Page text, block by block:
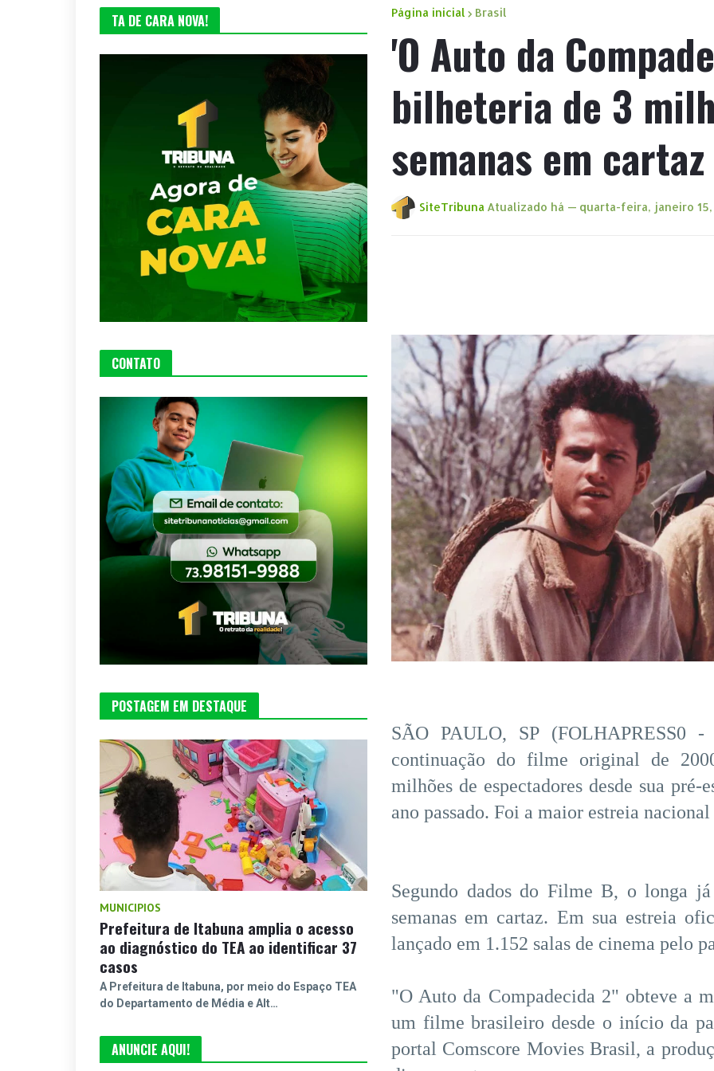
Página inicial Brasil
'O Auto da
bilheteria de 3
semanas em cartaz
SiteTribuna Atualizado há — quarta-feira, janeiro
SÃO PAULO, SP (FOLHAPRESS0
continuação do filme original de
milhões de espectadores desde sua
ano passado. Foi a maior estreia
Segundo dados do Filme B, o longa
semanas em cartaz. Em sua estreia
lançado em 1.152 salas de cinema pelo
"O Auto da Compadecida 2" obteve a
um filme brasileiro desde o início da
portal Comscore Movies Brasil, a
TA DE CARA NOVA!
CONTATO
POSTAGEM EM DESTAQUE
MUNICIPIOS
Prefeitura de Itabuna amplia o acesso
ao diagnóstico do TEA ao identificar 37
casos
A Prefeitura de Itabuna, por meio do Espaço TEA
do Departamento de Média e Alt…
ANUNCIE AQUI!